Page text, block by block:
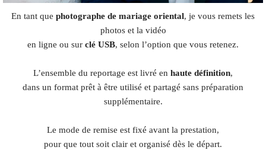
En tant que photographe de mariage oriental, je vous remets les
photos et la vidéo
en ligne ou sur clé USB, selon l’option que vous retenez.
L’ensemble du reportage est livré en haute définition,
dans un format prêt à être utilisé et partagé sans préparation
supplémentaire.
Le mode de remise est fixé avant la prestation,
pour que tout soit clair et organisé dès le départ.